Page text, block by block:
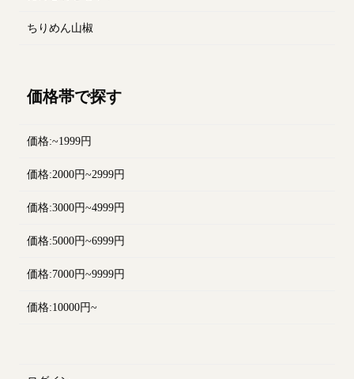
ちりめん山椒
価格帯で探す
価格:~1999円
価格:2000円~2999円
価格:3000円~4999円
価格:5000円~6999円
価格:7000円~9999円
価格:10000円~